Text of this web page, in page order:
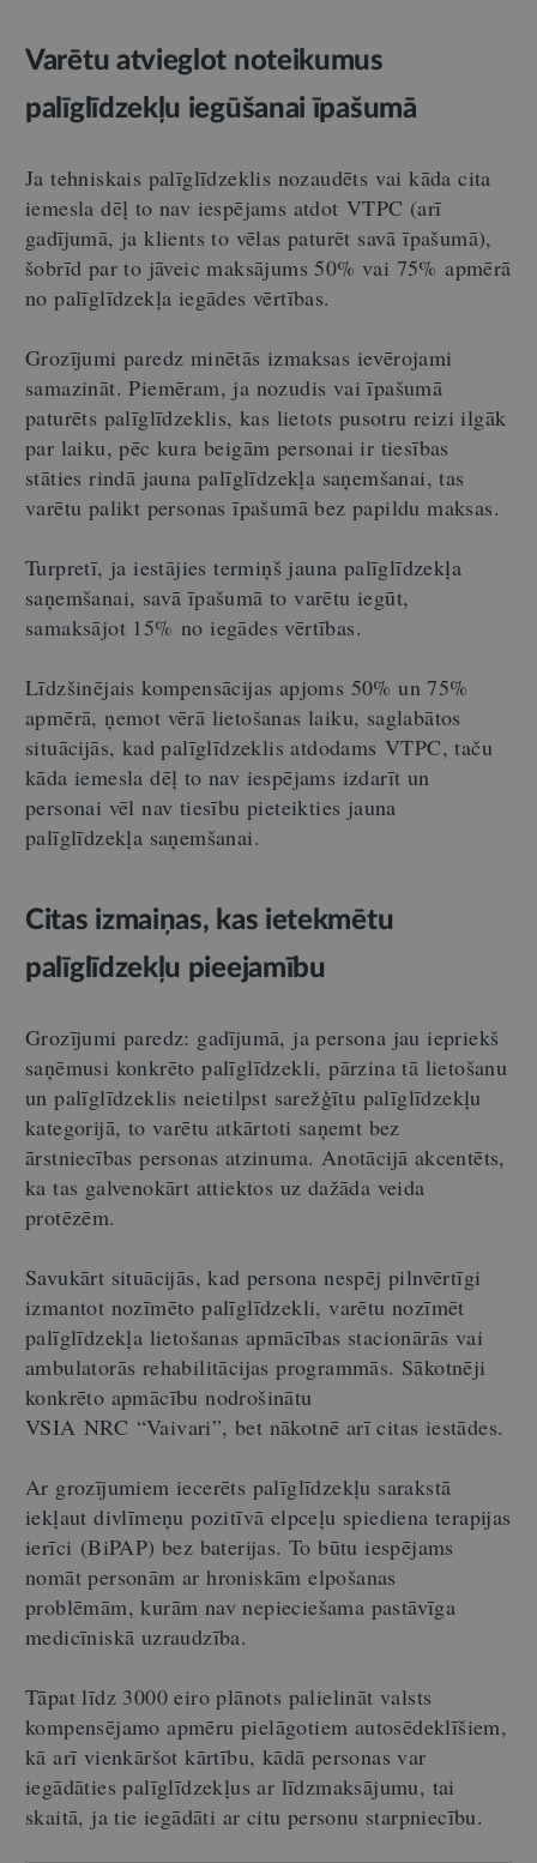
Varētu atvieglot noteikumus
palīglīdzekļu iegūšanai īpašumā
Ja tehniskais palīglīdzeklis nozaudēts vai kāda cita
iemesla dēļ to nav iespējams atdot VTPC (arī
gadījumā, ja klients to vēlas paturēt savā īpašumā),
šobrīd par to jāveic maksājums 50% vai 75% apmērā
no palīglīdzekļa iegādes vērtības.
Grozījumi paredz minētās izmaksas ievērojami
samazināt. Piemēram, ja nozudis vai īpašumā
paturēts palīglīdzeklis, kas lietots pusotru reizi ilgāk
par laiku, pēc kura beigām personai ir tiesības
stāties rindā jauna palīglīdzekļa saņemšanai, tas
varētu palikt personas īpašumā bez papildu maksas.
Turpretī, ja iestājies termiņš jauna palīglīdzekļa
saņemšanai, savā īpašumā to varētu iegūt,
samaksājot 15% no iegādes vērtības.
Līdzšinējais kompensācijas apjoms 50% un 75%
apmērā, ņemot vērā lietošanas laiku, saglabātos
situācijās, kad palīglīdzeklis atdodams VTPC, taču
kāda iemesla dēļ to nav iespējams izdarīt un
personai vēl nav tiesību pieteikties jauna
palīglīdzekļa saņemšanai.
Citas izmaiņas, kas ietekmētu
palīglīdzekļu pieejamību
Grozījumi paredz: gadījumā, ja persona jau iepriekš
saņēmusi konkrēto palīglīdzekli, pārzina tā lietošanu
un palīglīdzeklis neietilpst sarežģītu palīglīdzekļu
kategorijā, to varētu atkārtoti saņemt bez
ārstniecības personas atzinuma. Anotācijā akcentēts,
ka tas galvenokārt attiektos uz dažāda veida
protēzēm.
Savukārt situācijās, kad persona nespēj pilnvērtīgi
izmantot nozīmēto palīglīdzekli, varētu nozīmēt
palīglīdzekļa lietošanas apmācības stacionārās vai
ambulatorās rehabilitācijas programmās. Sākotnēji
konkrēto apmācību nodrošinātu
VSIA NRC “Vaivari”, bet nākotnē arī citas iestādes.
Ar grozījumiem iecerēts palīglīdzekļu sarakstā
iekļaut divlīmeņu pozitīvā elpceļu spiediena terapijas
ierīci (BiPAP) bez baterijas. To būtu iespējams
nomāt personām ar hroniskām elpošanas
problēmām, kurām nav nepieciešama pastāvīga
medicīniskā uzraudzība.
Tāpat līdz 3000 eiro plānots palielināt valsts
kompensējamo apmēru pielāgotiem autosēdeklīšiem,
kā arī vienkāršot kārtību, kādā personas var
iegādāties palīglīdzekļus ar līdzmaksājumu, tai
skaitā, ja tie iegādāti ar citu personu starpniecību.